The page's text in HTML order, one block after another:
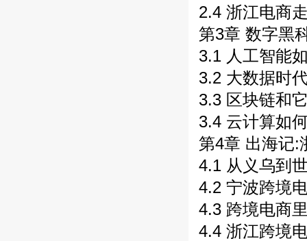
2.4 浙江电商
第3章 数字黑
3.1 人工智能
3.2 大数据时
3.3 区块链和
3.4 云计算如
第4章 出海记:
4.1 从义乌到
4.2 宁波跨境
4.3 跨境电商
4.4 浙江跨境